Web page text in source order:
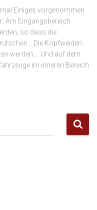
Einiges vorgenommen
Am Eingangsbereich
so dass die
Die Kopfweiden
werden…. Und auf dem
im inneren Bereich